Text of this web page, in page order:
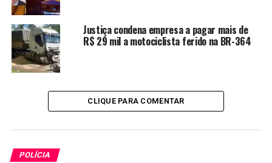
Justiça condena empresa a pagar mais de
R$ 29 mil a motociclista ferido na BR-364
CLIQUE PARA COMENTAR
POLÍCIA